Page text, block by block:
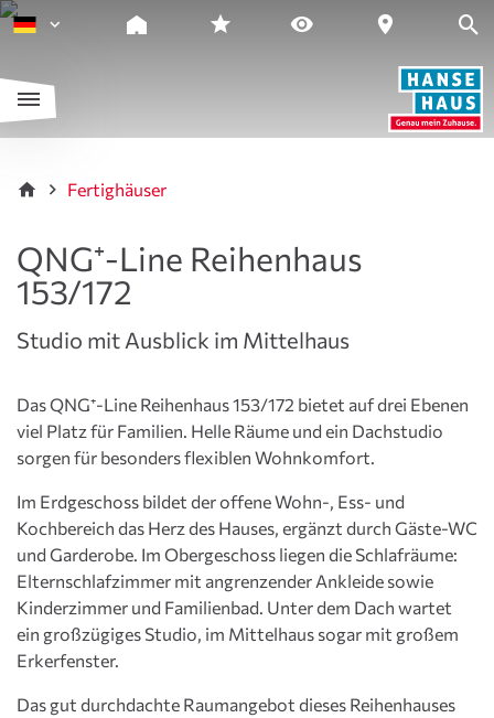
Fertighäuser
Studio mit Ausblick im Mittelhaus
QNG⁺-Line Reihenhaus
153/172
Das QNG⁺-Line Reihenhaus 153/172 bietet auf drei Ebenen
viel Platz für Familien. Helle Räume und ein Dachstudio
sorgen für besonders flexiblen Wohnkomfort.
Im Erdgeschoss bildet der offene Wohn-, Ess- und
Kochbereich das Herz des Hauses, ergänzt durch Gäste-WC
und Garderobe. Im Obergeschoss liegen die Schlafräume:
Elternschlafzimmer mit angrenzender Ankleide sowie
Kinderzimmer und Familienbad. Unter dem Dach wartet
ein großzügiges Studio, im Mittelhaus sogar mit großem
Erkerfenster.
Das gut durchdachte Raumangebot dieses Reihenhauses